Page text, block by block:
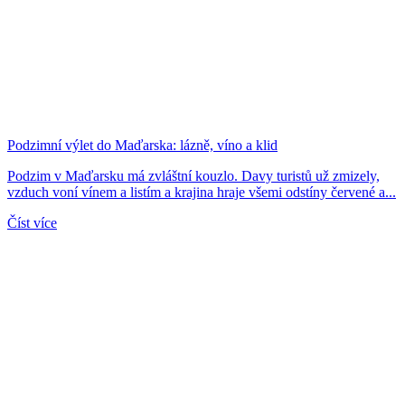
Podzimní výlet do Maďarska: lázně, víno a klid
Podzim v Maďarsku má zvláštní kouzlo. Davy turistů už zmizely,
vzduch voní vínem a listím a krajina hraje všemi odstíny červené a...
Číst více